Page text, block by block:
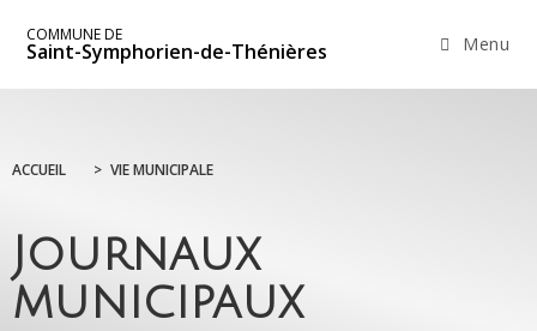
COMMUNE DE
Saint-Symphorien-de-Thénières Menu
ACCUEIL > VIE MUNICIPALE
Journaux
municipaux